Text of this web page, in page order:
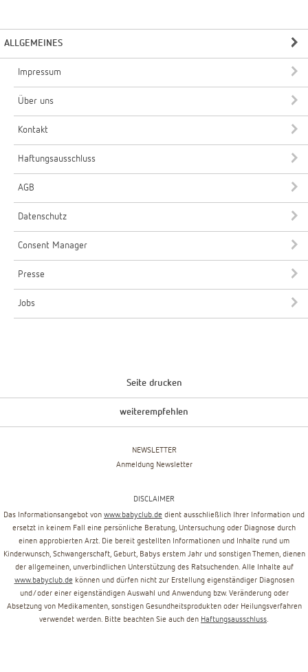
ALLGEMEINES
Impressum
Über uns
Kontakt
Haftungsausschluss
AGB
Datenschutz
Consent Manager
Presse
Jobs
Seite drucken
weiterempfehlen
NEWSLETTER
Anmeldung Newsletter
DISCLAIMER
Das Informationsangebot von www.babyclub.de dient ausschließlich Ihrer Information und
ersetzt in keinem Fall eine persönliche Beratung, Untersuchung oder Diagnose durch
einen approbierten Arzt. Die bereit gestellten Informationen und Inhalte rund um
Kinderwunsch, Schwangerschaft, Geburt, Babys erstem Jahr und sonstigen Themen, dienen
der allgemeinen, unverbindlichen Unterstützung des Ratsuchenden. Alle Inhalte auf
www.babyclub.de können und dürfen nicht zur Erstellung eigenständiger Diagnosen
und/oder einer eigenständigen Auswahl und Anwendung bzw. Veränderung oder
Absetzung von Medikamenten, sonstigen Gesundheitsprodukten oder Heilungsverfahren
verwendet werden. Bitte beachten Sie auch den Haftungsausschluss.